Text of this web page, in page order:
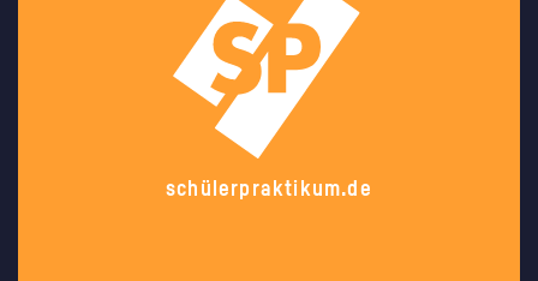
schülerpraktikum.de